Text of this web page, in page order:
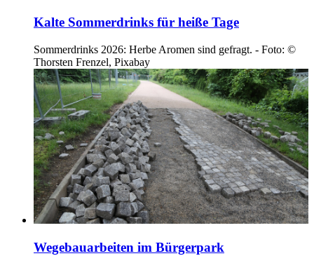
Kalte Sommerdrinks für heiße Tage
Sommerdrinks 2026: Herbe Aromen sind gefragt. - Foto: ©
Thorsten Frenzel, Pixabay
Wegebauarbeiten im Bürgerpark